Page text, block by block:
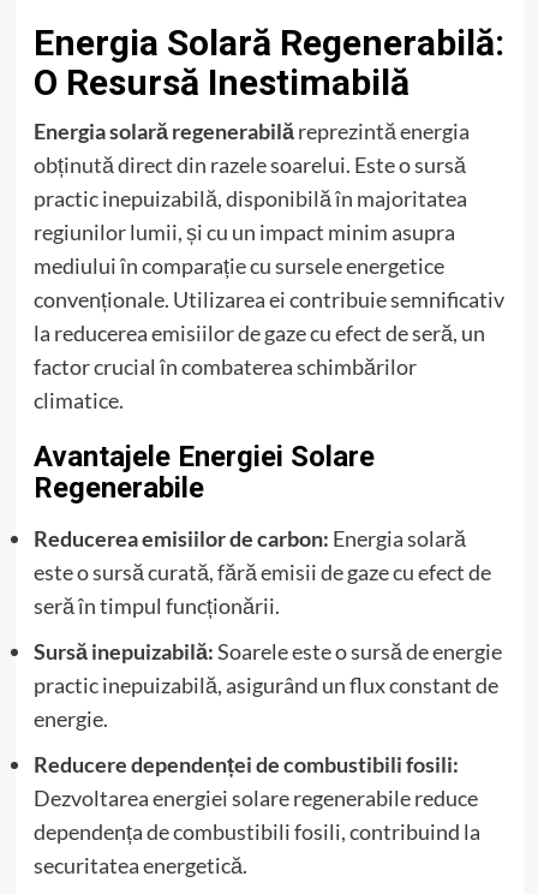
Energia Solară Regenerabilă:
O Resursă Inestimabilă
Energia solară regenerabilăreprezintă energia
obținută direct din razele soarelui. Este o sursă
practic inepuizabilă, disponibilă în majoritatea
regiunilor lumii, și cu un impact minim asupra
mediului în comparație cu sursele energetice
convenționale. Utilizarea ei contribuie semnificativ
la reducerea emisiilor de gaze cu efect de seră, un
factor crucial în combaterea schimbărilor
climatice.
Avantajele Energiei Solare
Regenerabile
Reducerea emisiilor de carbon: Energia solară
este o sursă curată, fără emisii de gaze cu efect de
seră în timpul funcționării.
Sursă inepuizabilă:Soarele este o sursă de energie
practic inepuizabilă, asigurând un flux constant de
energie.
Reducere dependenței de combustibili fosili:
Dezvoltarea energiei solare regenerabile reduce
dependența de combustibili fosili, contribuind la
securitatea energetică.